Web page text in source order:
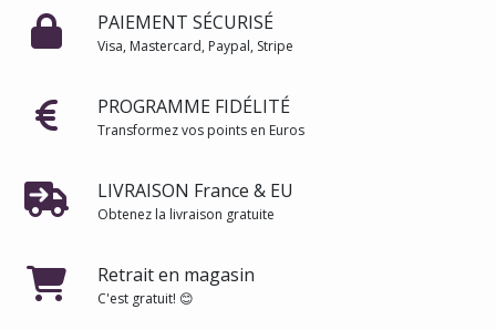
PAIEMENT SÉCURISÉ
Visa, Mastercard, Paypal, Stripe
PROGRAMME FIDÉLITÉ
Transformez vos points en Euros
LIVRAISON France & EU
Obtenez la livraison gratuite
Retrait en magasin
C'est gratuit! 😊